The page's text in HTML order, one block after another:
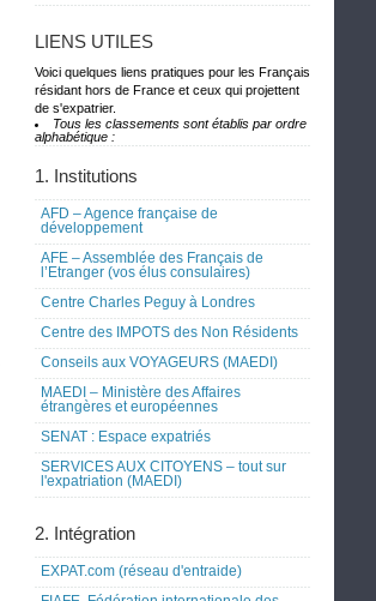
LIENS UTILES
Voici quelques liens pratiques pour les Français
résidant hors de France et ceux qui projettent
de s'expatrier.
Tous les classements sont établis par ordre
alphabétique :
1. Institutions
AFD – Agence française de
développement
AFE – Assemblée des Français de
l’Etranger (vos élus consulaires)
Centre Charles Peguy à Londres
Centre des IMPOTS des Non Résidents
Conseils aux VOYAGEURS (MAEDI)
MAEDI – Ministère des Affaires
étrangères et européennes
SENAT : Espace expatriés
SERVICES AUX CITOYENS – tout sur
l'expatriation (MAEDI)
2. Intégration
EXPAT.com (réseau d'entraide)